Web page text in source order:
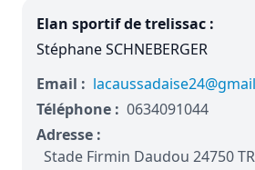
Elan sportif de trelissac :
Stéphane SCHNEBERGER
Email :
Téléphone : 0634091044
Adresse :
Stade Firmin Daudou 24750